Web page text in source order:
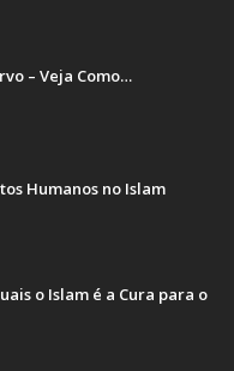
– Veja Como…
Humanos no Islam
o Islam é a Cura para o